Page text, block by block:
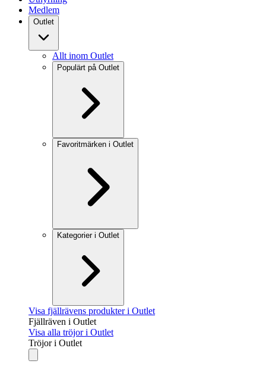
Medlem
Outlet
Allt inom Outlet
Populärt på Outlet
Favoritmärken i Outlet
Kategorier i Outlet
Visa fjällrävens produkter i Outlet
Fjällräven i Outlet
Visa alla tröjor i Outlet
Tröjor i Outlet